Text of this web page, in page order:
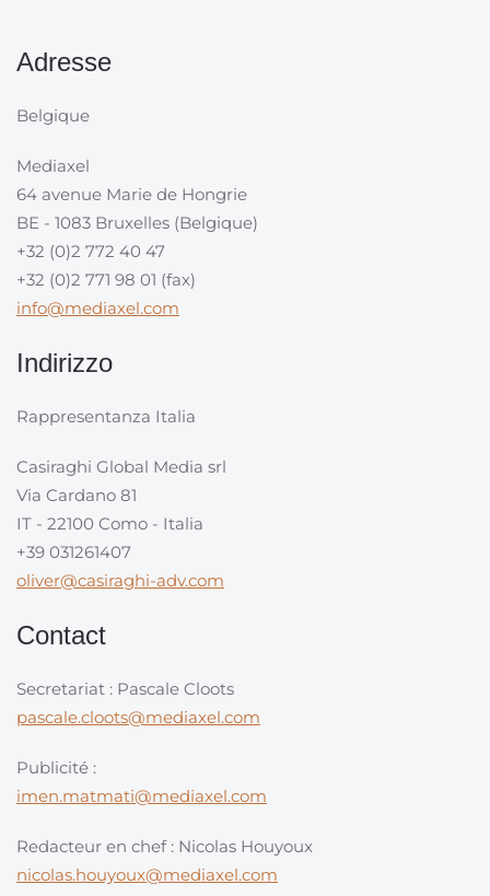
Adresse
Belgique
Mediaxel
64 avenue Marie de Hongrie
BE - 1083 Bruxelles (Belgique)
+32 (0)2 772 40 47
+32 (0)2 771 98 01 (fax)
info@mediaxel.com
Indirizzo
Rappresentanza Italia
Casiraghi Global Media srl
Via Cardano 81
IT - 22100 Como - Italia
+39 031261407
oliver@casiraghi-adv.com
Contact
Secretariat : Pascale Cloots
pascale.cloots@mediaxel.com
Publicité :
imen.matmati@mediaxel.com
Redacteur en chef : Nicolas Houyoux
nicolas.houyoux@mediaxel.com